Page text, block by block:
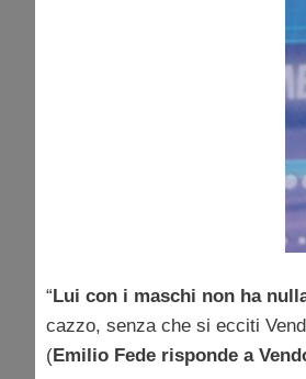
“Lui con i maschi non ha
cazzo, senza che si ecciti
(Emilio Fede risponde a